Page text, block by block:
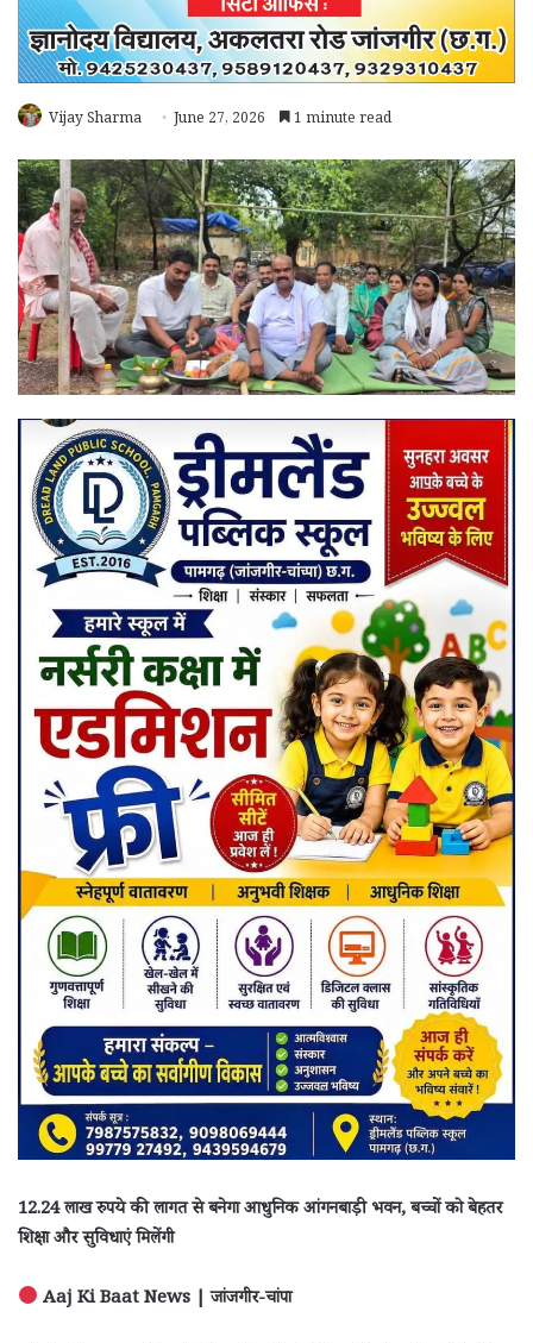
Vijay Sharma June 27, 2026 1 minute read
12.24 लाख रुपये की लागत से बनेगा आधुनिक आंगनबाड़ी भवन, बच्चों को बेहतर
शिक्षा और सुविधाएं मिलेंगी
Aaj Ki Baat News | जांजगीर-चांपा